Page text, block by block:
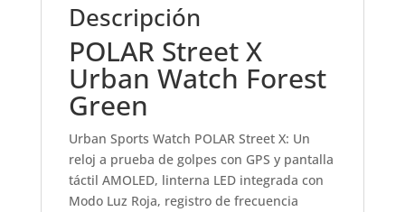
Descripción
POLAR Street X
Urban Watch Forest
Green
Urban Sports Watch POLAR Street X: Un
reloj a prueba de golpes con GPS y pantalla
táctil AMOLED, linterna LED integrada con
Modo Luz Roja, registro de frecuencia